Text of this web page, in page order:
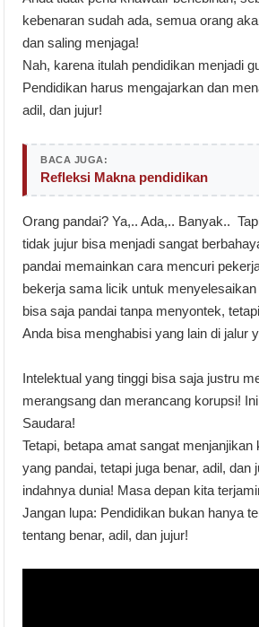
kebenaran sudah ada, semua orang
dan saling menjaga!
Nah, karena itulah pendidikan menjadi
Pendidikan harus mengajarkan dan
adil, dan jujur!
BACA JUGA:
Refleksi Makna pendidikan
Orang pandai? Ya,.. Ada,.. Banyak..
tidak jujur bisa menjadi sangat
pandai memainkan cara mencuri
bekerja sama licik untuk
bisa saja pandai tanpa menyontek,
Anda bisa menghabisi yang lain di jalur
Intelektual yang tinggi bisa saja justru
merangsang dan merancang korupsi!
Saudara!
Tetapi, betapa amat sangat menjanjikan
yang pandai, tetapi juga benar, adil, dan
indahnya dunia! Masa depan kita
Jangan lupa: Pendidikan bukan hanya
tentang benar, adil, dan jujur!